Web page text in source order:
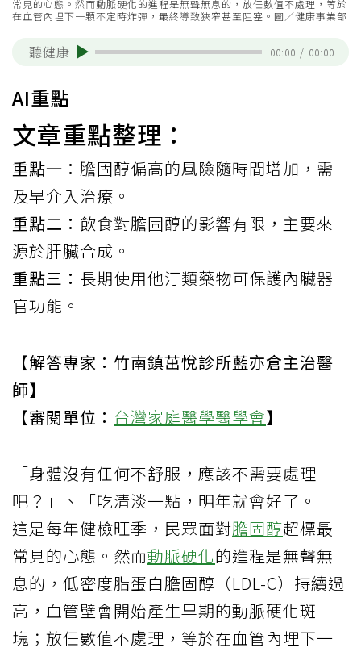
常見的心態。然而動脈硬化的進程是無聲無息的，放任數值不處理，等於
在血管內埋下一顆不定時炸彈，最終導致狹窄甚至阻塞。圖／健康事業部
聽健康 00:00 / 00:00
AI重點
文章重點整理：
重點一： 膽固醇偏高的風險隨時間增加，需
及早介入治療。
重點二： 飲食對膽固醇的影響有限，主要來
源於肝臟合成。
重點三： 長期使用他汀類藥物可保護內臟器
官功能。
【解答專家：竹南鎮茁悅診所藍亦倉主治醫
師】
【審閱單位： 台灣家庭醫學醫學會】
「身體沒有任何不舒服，應該不需要處理
吧？」、「吃清淡一點，明年就會好了。」
這是每年健檢旺季，民眾面對膽固醇超標最
常見的心態。然而動脈硬化的進程是無聲無
息的，低密度脂蛋白膽固醇（LDL-C）持續過
高，血管壁會開始產生早期的動脈硬化斑
塊；放任數值不處理，等於在血管內埋下一